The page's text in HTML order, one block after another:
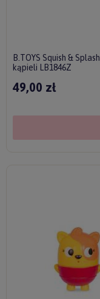
B.TOYS Squish &
kąpieli LB1846Z
49,00 zł